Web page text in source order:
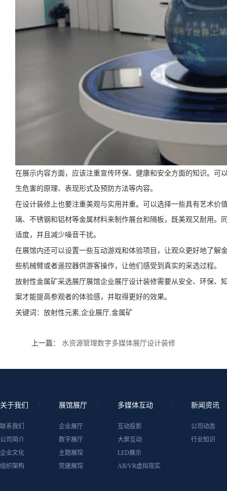
在展示内容方面，应该注重宣传环保、健康和安全方面的知识。
生危害的原理、表现形式及预防方法等内容。
在设计装修上也要注重美观与实用并重。可以选择一些具有艺术
璃、不锈钢和铝材等金属材料来制作展台和隔板，既美观又耐用
适度，并且减少噪音干扰。
在展馆内还可以设置一些互动游戏和体验项目，让观众更好地了
些机械臂或者遥控器供游客操作，让他们感受到真实的采选过程。
放射性金属矿采选展厅展馆企业展厅设计装修需要从安全、环保
案才能提高参观者的体验感，并取得更好的效果。
关键词： 放射性元素,企业展厅,金属矿
上一篇： 水资源管理数字多媒体展厅设计装修
关于我们
联系我们
公司简介
企业文化
组织架构
展馆展厅
企业展厅
数字展厅
主题展馆
党建展馆
多媒体互动
互动投影
大屏互动
LED展示
AR/VR虚拟现实
新闻资讯
公司动态
行业知识